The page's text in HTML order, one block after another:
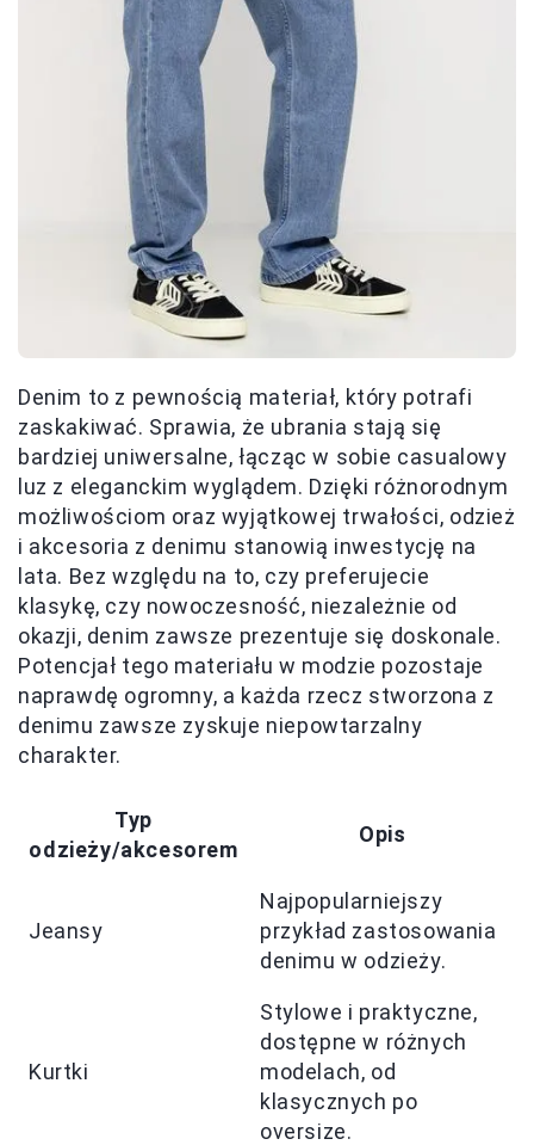
Denim to z pewnością materiał, który potrafi
zaskakiwać. Sprawia, że ubrania stają się
bardziej uniwersalne, łącząc w sobie casualowy
luz z eleganckim wyglądem. Dzięki różnorodnym
możliwościom oraz wyjątkowej trwałości, odzież
i akcesoria z denimu stanowią inwestycję na
lata. Bez względu na to, czy preferujecie
klasykę, czy nowoczesność, niezależnie od
okazji, denim zawsze prezentuje się doskonale.
Potencjał tego materiału w modzie pozostaje
naprawdę ogromny, a każda rzecz stworzona z
denimu zawsze zyskuje niepowtarzalny
charakter.
Typ
odzieży/akcesorem
Opis
Jeansy
Najpopularniejszy
przykład zastosowania
denimu w odzieży.
Kurtki
Stylowe i praktyczne,
dostępne w różnych
modelach, od
klasycznych po
oversize.